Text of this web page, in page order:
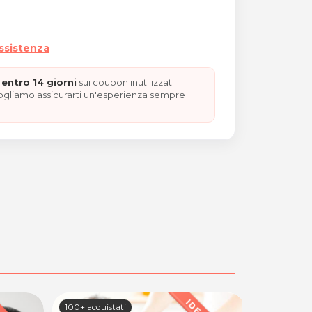
14 giorni sui coupon inutilizzati.
assicurarti un'esperienza sempre
100+ acquistati